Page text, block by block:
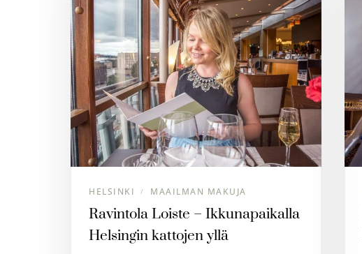
HELSINKI / MAAILMAN MAKUJA
Ravintola Loiste – Ikkunapaikalla
Helsingin kattojen yllä